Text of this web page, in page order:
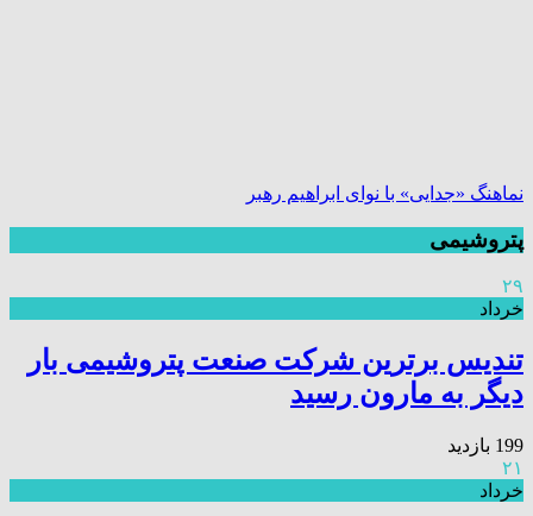
نماهنگ «جدایی» با نوای ابراهیم رهبر
پتروشیمی
۲۹
خرداد
تندیس برترین شرکت صنعت پتروشیمی بار
دیگر به مارون رسید
199 بازدید
۲۱
خرداد